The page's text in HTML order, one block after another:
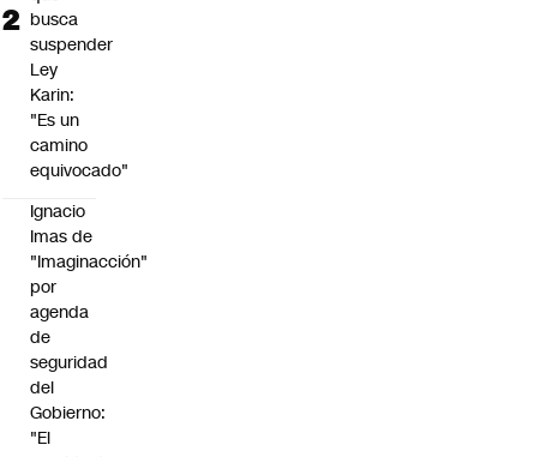
busca
suspender
Ley
Karin:
"Es un
camino
equivocado"
Ignacio
Imas de
"Imaginacción"
por
agenda
de
seguridad
del
Gobierno:
"El